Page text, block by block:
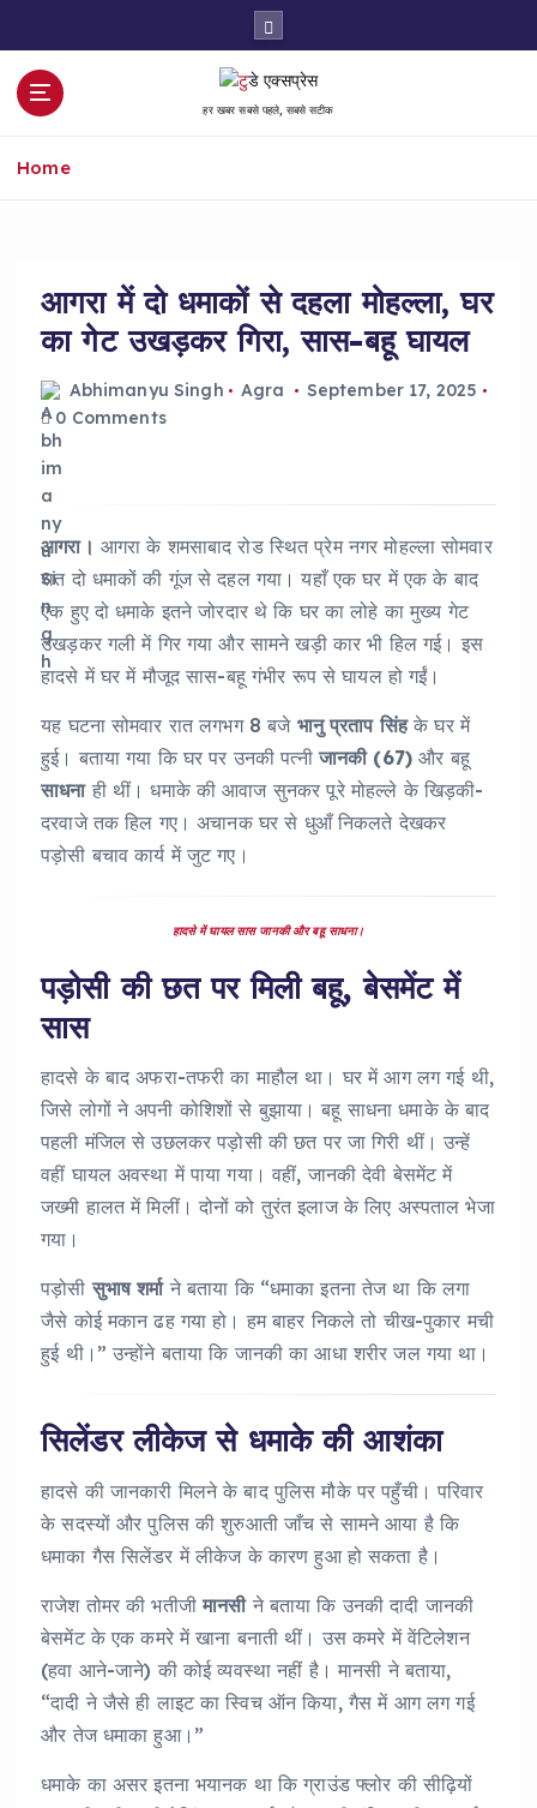
हर खबर सबसे पहले, सबसे सटीक
Home
आगरा में दो धमाकों से दहला मोहल्ला, घर
का गेट उखड़कर गिरा, सास-बहू घायल
Abhimanyu Singh Agra
September 17, 2025
0 Comments
आगरा। आगरा के शमसाबाद रोड स्थित प्रेम नगर मोहल्ला सोमवार
रात दो धमाकों की गूंज से दहल गया। यहाँ एक घर में एक के बाद
एक हुए दो धमाके इतने जोरदार थे कि घर का लोहे का मुख्य गेट
उखड़कर गली में गिर गया और सामने खड़ी कार भी हिल गई। इस
हादसे में घर में मौजूद सास-बहू गंभीर रूप से घायल हो गईं।
यह घटना सोमवार रात लगभग 8 बजे भानु प्रताप सिंहके घर में
हुई। बताया गया कि घर पर उनकी पत्नीजानकी (67) और बहू
साधनाही थीं। धमाके की आवाज सुनकर पूरे मोहल्ले के खिड़की-
दरवाजे तक हिल गए। अचानक घर से धुआँ निकलते देखकर
पड़ोसी बचाव कार्य में जुट गए।
हादसे में घायल सास जानकी और बहू साधना।
पड़ोसी की छत पर मिली बहू, बेसमेंट में
सास
हादसे के बाद अफरा-तफरी का माहौल था। घर में आग लग गई थी,
जिसे लोगों ने अपनी कोशिशों से बुझाया। बहू साधना धमाके के बाद
पहली मंजिल से उछलकर पड़ोसी की छत पर जा गिरी थीं। उन्हें
वहीं घायल अवस्था में पाया गया। वहीं, जानकी देवी बेसमेंट में
जख्मी हालत में मिलीं। दोनों को तुरंत इलाज के लिए अस्पताल भेजा
गया।
पड़ोसीसुभाष शर्माने बताया कि “धमाका इतना तेज था कि लगा
जैसे कोई मकान ढह गया हो। हम बाहर निकले तो चीख-पुकार मची
हुई थी।” उन्होंने बताया कि जानकी का आधा शरीर जल गया था।
सिलेंडर लीकेज से धमाके की आशंका
हादसे की जानकारी मिलने के बाद पुलिस मौके पर पहुँची। परिवार
के सदस्यों और पुलिस की शुरुआती जाँच से सामने आया है कि
धमाका गैस सिलेंडर में लीकेज के कारण हुआ हो सकता है।
राजेश तोमर की भतीजीमानसीने बताया कि उनकी दादी जानकी
बेसमेंट के एक कमरे में खाना बनाती थीं। उस कमरे में वेंटिलेशन
(हवा आने-जाने) की कोई व्यवस्था नहीं है। मानसी ने बताया,
“दादी ने जैसे ही लाइट का स्विच ऑन किया, गैस में आग लग गई
और तेज धमाका हुआ।”
धमाके का असर इतना भयानक था कि ग्राउंड फ्लोर की सीढ़ियों